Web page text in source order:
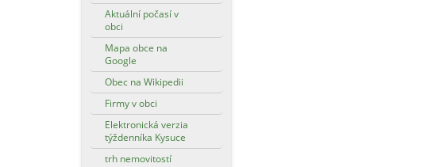
Aktuální počasí v
obci
Mapa obce na
Google
Obec na Wikipedii
Firmy v obci
Elektronická verzia
týždenníka Kysuce
trh nemovitostí